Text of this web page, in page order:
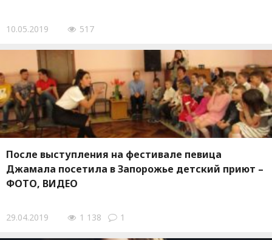
10.05.2019 517
После выступления на фестивале певица
Джамала посетила в Запорожье детский приют –
ФОТО, ВИДЕО
29.04.2019 1 138 1